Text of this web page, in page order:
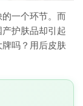
一个环节。而
护肤品却引起
吗？用后皮肤